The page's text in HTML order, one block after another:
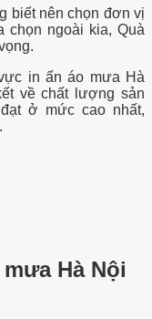
biết nên chọn đơn vị
ngoài kia, Quà
in ấn áo mưa Hà
về chất lượng sản
ở mức cao nhất,
Hà Nội